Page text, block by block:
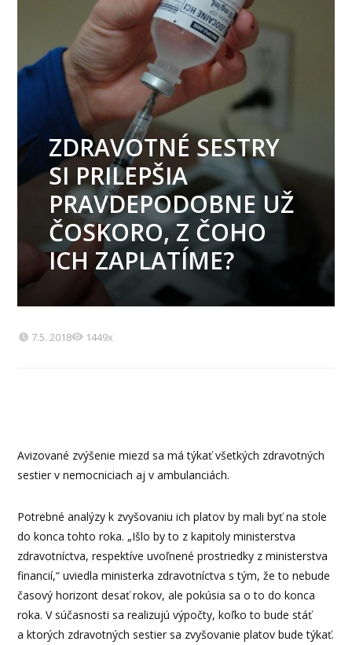
ZDRAVOTNÉ SESTRY
SI PRILEPŠIA
PRAVDEPODOBNE UŽ
ČOSKORO, Z ČOHO
ICH ZAPLATÍME?
7.5. 2018 1449x
Avizované zvýšenie miezd sa má týkať všetkých zdravotných
sestier v nemocniciach aj v ambulanciách.
Potrebné analýzy k zvyšovaniu ich platov by mali byť na stole
do konca tohto roka. „Išlo by to z kapitoly ministerstva
zdravotníctva, respektíve uvoľnené prostriedky z ministerstva
financií,“ uviedla ministerka zdravotníctva s tým, že to nebude
časový horizont desať rokov, ale pokúsia sa o to do konca
roka. V súčasnosti sa realizujú výpočty, koľko to bude stáť
a ktorých zdravotných sestier sa zvyšovanie platov bude týkať.